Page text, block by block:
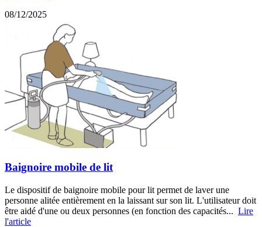
08/12/2025
Baignoire mobile de lit
Le dispositif de baignoire mobile pour lit permet de laver une
personne alitée entièrement en la laissant sur son lit. L'utilisateur doit
être aidé d'une ou deux personnes (en fonction des capacités... Lire
l'article